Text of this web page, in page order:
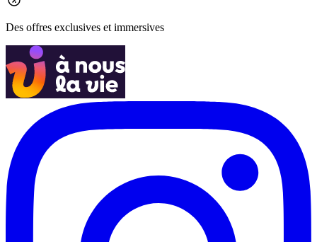
Des offres exclusives et immersives